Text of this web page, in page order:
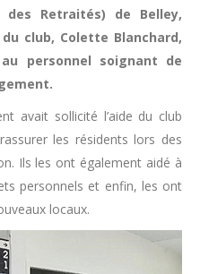
des Retraités) de Belley,
club, Colette Blanchard,
personnel soignant de
avait sollicité l’aide du club
les résidents lors des
Ils les ont également aidé à
personnels et enfin, les ont
locaux.